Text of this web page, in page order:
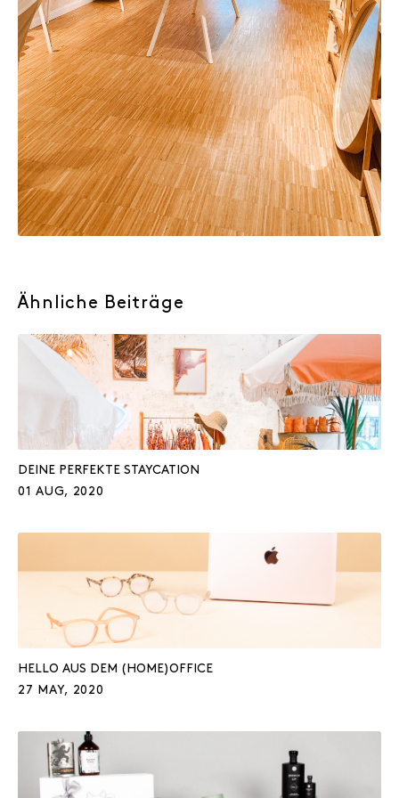
Ähnliche Beiträge
DEINE PERFEKTE STAYCATION
01 AUG, 2020
HELLO AUS DEM (HOME)OFFICE
27 MAY, 2020